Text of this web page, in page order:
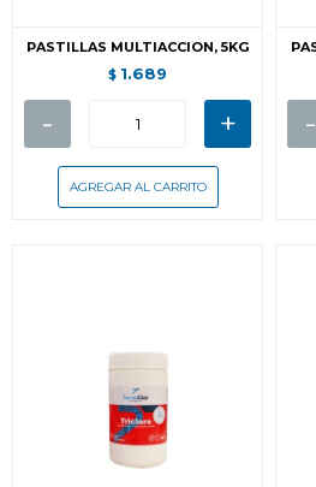
PASTILLAS MULTIACCION, 5KG
$ 1.689
- + -